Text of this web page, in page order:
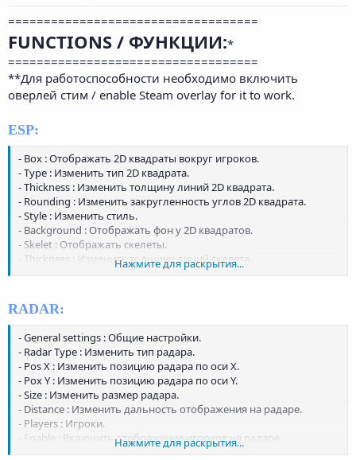
===================================
FUNCTIONS / ФУНКЦИИ:*
===================================
**Для работоспособности необходимо включить
оверлей стим / enable Steam overlay for it to work.
ESP:
- Box : Отображать 2D квадраты вокруг игроков.
- Type : Изменить тип 2D квадрата.
- Thickness : Изменить толщину линий 2D квадрата.
- Rounding : Изменить закругленность углов 2D квадрата.
- Style : Изменить стиль.
- Background : Отображать фон у 2D квадратов.
- Skelet : Отображать скелеты.
- Thickness : Изменить толщину линий скелета.
- Is Filled : Закрашенный кружок.
- Distance : Отображать дистанцию.
- Name : Отображать имена.
Нажмите для раскрытия...
RADAR:
- General settings : Общие настройки.
- Radar Type : Изменить тип радара.
- Pos X : Изменить позицию радара по оси X.
- Pox Y : Изменить позицию радара по оси Y.
- Size : Изменить размер радара.
- Distance : Изменить дальность отображения на радаре.
- Players : Игроки.
- Enable : Включить отображение игроков на радаре.
- Point Clamp : Отображать игрока точкой.
Нажмите для раскрытия...